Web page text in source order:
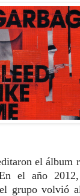
el álbum
el año 2012,
grupo volvió